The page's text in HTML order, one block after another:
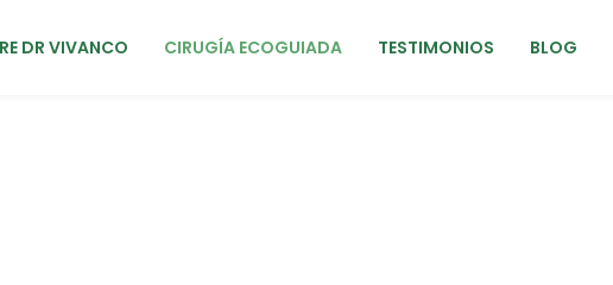
DR VIVANCO CIRUGÍA ECOGUIADA TESTIMONIOS BLOG